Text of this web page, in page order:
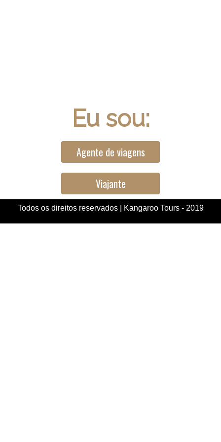
Eu sou:
Agente de viagens
Viajante
Todos os direitos reservados | Kangaroo Tours - 2019